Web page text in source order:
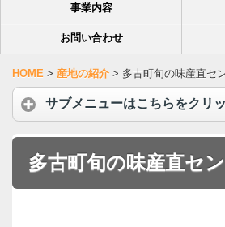
事業内容
お問い合わせ
HOME > 産地の紹介 > 多古町旬の味産直セ
サブメニューはこちらをクリ
多古町旬の味産直セ